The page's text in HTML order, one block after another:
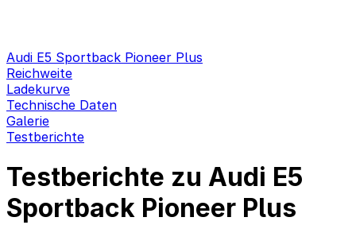
Audi E5 Sportback Pioneer Plus
Reichweite
Ladekurve
Technische Daten
Galerie
Testberichte
Testberichte zu Audi E5
Sportback Pioneer Plus